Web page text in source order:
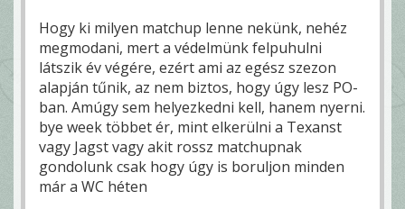
Hogy ki milyen matchup lenne nekünk, nehéz
megmodani, mert a védelmünk felpuhulni
látszik év végére, ezért ami az egész szezon
alapján tűnik, az nem biztos, hogy úgy lesz PO-
ban. Amúgy sem helyezkedni kell, hanem nyerni.
bye week többet ér, mint elkerülni a Texanst
vagy Jagst vagy akit rossz matchupnak
gondolunk csak hogy úgy is boruljon minden
már a WC héten